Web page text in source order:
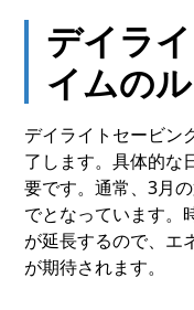
デイラ
イムの
デイライトセービン
了します。具体的な
要です。通常、3月
でとなっています。
が延長するので、エ
が期待されます。